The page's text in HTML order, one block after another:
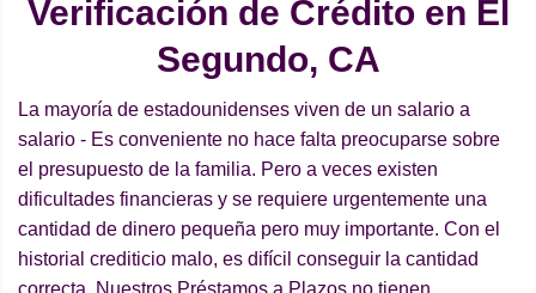
Verificación de Crédito en El
Segundo, CA
La mayoría de estadounidenses viven de un salario a
salario - Es conveniente no hace falta preocuparse sobre
el presupuesto de la familia. Pero a veces existen
dificultades financieras y se requiere urgentemente una
cantidad de dinero pequeña pero muy importante. Con el
historial crediticio malo, es difícil conseguir la cantidad